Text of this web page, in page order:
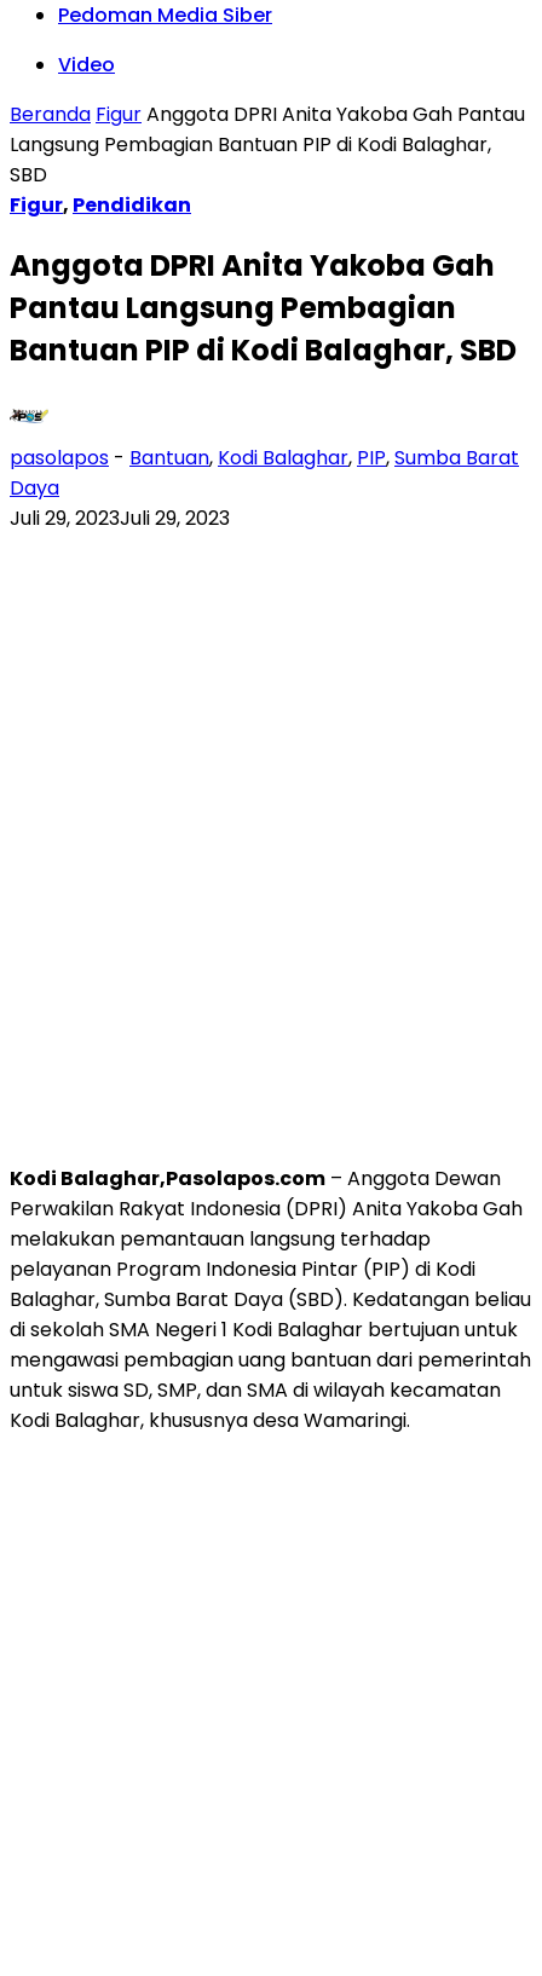
Pedoman Media Siber
Video
Beranda FigurAnggota DPRI Anita Yakoba Gah Pantau
Langsung Pembagian Bantuan PIP di Kodi Balaghar,
SBD
Figur, Pendidikan
Anggota DPRI Anita Yakoba Gah
Pantau Langsung Pembagian
Bantuan PIP di Kodi Balaghar, SBD
pasolapos - Bantuan, Kodi Balaghar, PIP,Sumba Barat
Daya
Juli 29, 2023Juli 29, 2023
Kodi Balaghar,Pasolapos.com – Anggota Dewan
Perwakilan Rakyat Indonesia (DPRI) Anita Yakoba Gah
melakukan pemantauan langsung terhadap
pelayanan Program Indonesia Pintar (PIP) di Kodi
Balaghar, Sumba Barat Daya (SBD). Kedatangan beliau
di sekolah SMA Negeri 1 Kodi Balaghar bertujuan untuk
mengawasi pembagian uang bantuan dari pemerintah
untuk siswa SD, SMP, dan SMA di wilayah kecamatan
Kodi Balaghar, khususnya desa Wamaringi.